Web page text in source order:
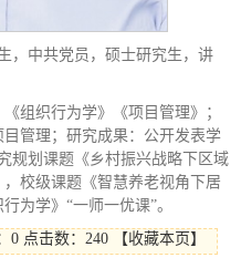
，中共党员，硕士研究生，讲
组织行为学》《项目管理》；
管理；研究成果：公开发表学
规划课题《乡村振兴战略下区域
校级课题《智慧养老视角下居
为学》“一师一优课”。
0 点击数：240 【收藏本页 】